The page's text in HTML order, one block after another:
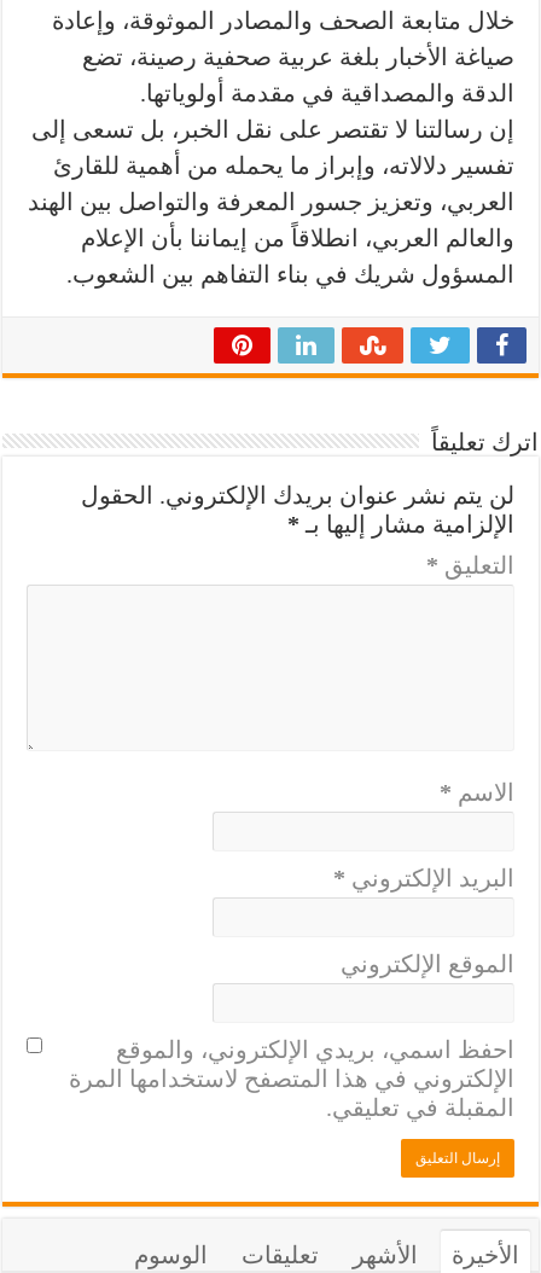
خلال متابعة الصحف والمصادر الموثوقة، وإعادة
صياغة الأخبار بلغة عربية صحفية رصينة، تضع
الدقة والمصداقية في مقدمة أولوياتها.
إن رسالتنا لا تقتصر على نقل الخبر، بل تسعى إلى
تفسير دلالاته، وإبراز ما يحمله من أهمية للقارئ
العربي، وتعزيز جسور المعرفة والتواصل بين الهند
والعالم العربي، انطلاقاً من إيماننا بأن الإعلام
المسؤول شريك في بناء التفاهم بين الشعوب.
اترك تعليقاً
لن يتم نشر عنوان بريدك الإلكتروني. الحقول
الإلزامية مشار إليها بـ *
التعليق *
الاسم *
البريد الإلكتروني *
الموقع الإلكتروني
احفظ اسمي، بريدي الإلكتروني، والموقع
الإلكتروني في هذا المتصفح لاستخدامها المرة
المقبلة في تعليقي.
الأخيرة الأشهر تعليقات الوسوم